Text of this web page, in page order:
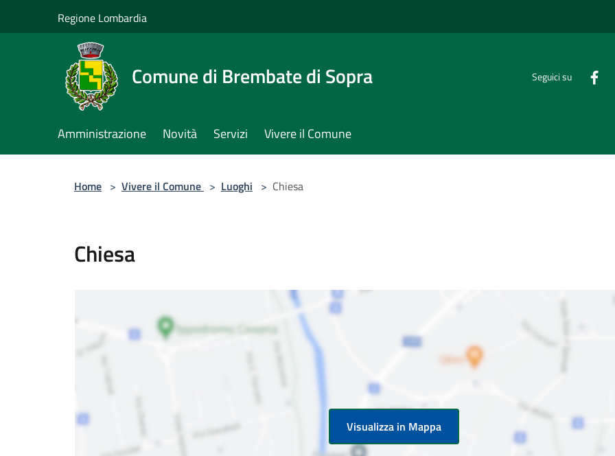
Regione Lombardia
Comune di Brembate di Sopra Seguici su
Amministrazione Novità Servizi Vivere il Comune
Home > Vivere il Comune > Luoghi > Chiesa
Chiesa
Visualizza in Mappa